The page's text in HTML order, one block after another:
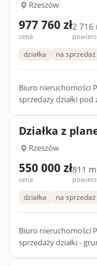
Rzeszów
977 760 zł
cena
2 716
działka na sprzedaż
Biuro nieruchomości
sprzedaży działki
Działka z
Rzeszów
550 000 zł
cena
811 m
działka na sprzedaż
Biuro nieruchomości
sprzedaży działki -